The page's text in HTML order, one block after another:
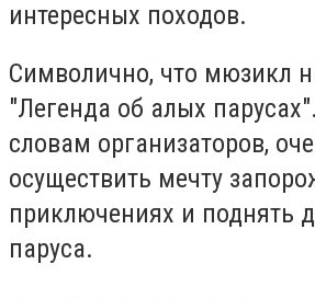
интересных походов.
Символично, что мюзикл
"Легенда об алых
словам организаторов,
осуществить мечту
приключениях и поднять
паруса.